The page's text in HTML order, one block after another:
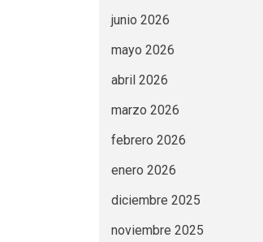
junio 2026
mayo 2026
abril 2026
marzo 2026
febrero 2026
enero 2026
diciembre 2025
noviembre 2025